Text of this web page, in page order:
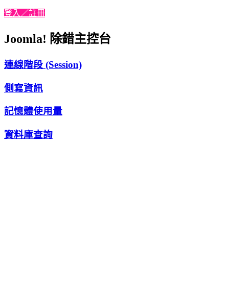
登入／註冊
Joomla! 除錯主控台
連線階段 (Session)
側寫資訊
記憶體使用量
資料庫查詢